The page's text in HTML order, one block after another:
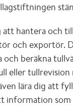
att hantera och
och exportör.
och beräkna
eller tullrevision
lära dig att
information som